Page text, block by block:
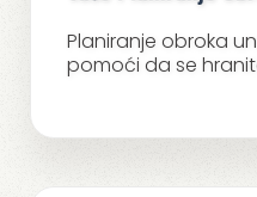
Planiranje obroka
pomoći da se